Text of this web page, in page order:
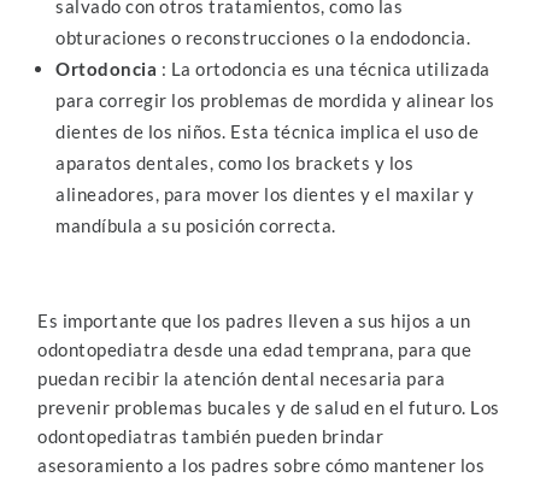
salvado con otros tratamientos, como las
obturaciones o reconstrucciones o la endodoncia.
Ortodoncia : La ortodoncia es una técnica utilizada
para corregir los problemas de mordida y alinear los
dientes de los niños. Esta técnica implica el uso de
aparatos dentales, como los brackets y los
alineadores, para mover los dientes y el maxilar y
mandíbula a su posición correcta.
Es importante que los padres lleven a sus hijos a un
odontopediatra desde una edad temprana, para que
puedan recibir la atención dental necesaria para
prevenir problemas bucales y de salud en el futuro. Los
odontopediatras también pueden brindar
asesoramiento a los padres sobre cómo mantener los